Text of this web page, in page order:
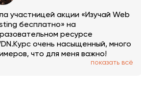
участницей акции «Изучай Web
бесплатно» на
ресурсе
очень насыщенный, много
что для меня важно!
показал и рассказал
показать всё